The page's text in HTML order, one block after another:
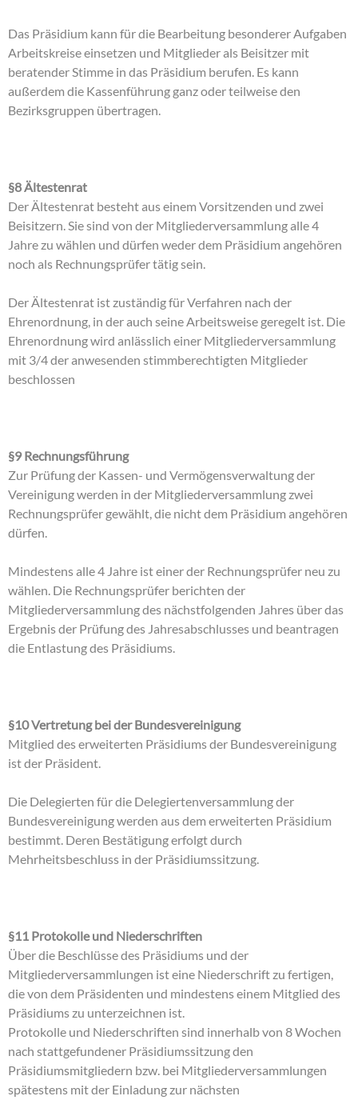
Das Präsidium kann für die Bearbeitung besonderer Aufgaben
Arbeitskreise einsetzen und Mitglieder als Beisitzer mit
beratender Stimme in das Präsidium berufen. Es kann
außerdem die Kassenführung ganz oder teilweise den
Bezirksgruppen übertragen.
§8 Ältestenrat
Der Ältestenrat besteht aus einem Vorsitzenden und zwei
Beisitzern. Sie sind von der Mitgliederversammlung alle 4
Jahre zu wählen und dürfen weder dem Präsidium angehören
noch als Rechnungsprüfer tätig sein.
Der Ältestenrat ist zuständig für Verfahren nach der
Ehrenordnung, in der auch seine Arbeitsweise geregelt ist. Die
Ehrenordnung wird anlässlich einer Mitgliederversammlung
mit 3/4 der anwesenden stimmberechtigten Mitglieder
beschlossen
§9 Rechnungsführung
Zur Prüfung der Kassen- und Vermögensverwaltung der
Vereinigung werden in der Mitgliederversammlung zwei
Rechnungsprüfer gewählt, die nicht dem Präsidium angehören
dürfen.
Mindestens alle 4 Jahre ist einer der Rechnungsprüfer neu zu
wählen. Die Rechnungsprüfer berichten der
Mitgliederversammlung des nächstfolgenden Jahres über das
Ergebnis der Prüfung des Jahresabschlusses und beantragen
die Entlastung des Präsidiums.
§10 Vertretung bei der Bundesvereinigung
Mitglied des erweiterten Präsidiums der Bundesvereinigung
ist der Präsident.
Die Delegierten für die Delegiertenversammlung der
Bundesvereinigung werden aus dem erweiterten Präsidium
bestimmt. Deren Bestätigung erfolgt durch
Mehrheitsbeschluss in der Präsidiumssitzung.
§11 Protokolle und Niederschriften
Über die Beschlüsse des Präsidiums und der
Mitgliederversammlungen ist eine Niederschrift zu fertigen,
die von dem Präsidenten und mindestens einem Mitglied des
Präsidiums zu unterzeichnen ist.
Protokolle und Niederschriften sind innerhalb von 8 Wochen
nach stattgefundener Präsidiumssitzung den
Präsidiumsmitgliedern bzw. bei Mitgliederversammlungen
spätestens mit der Einladung zur nächsten